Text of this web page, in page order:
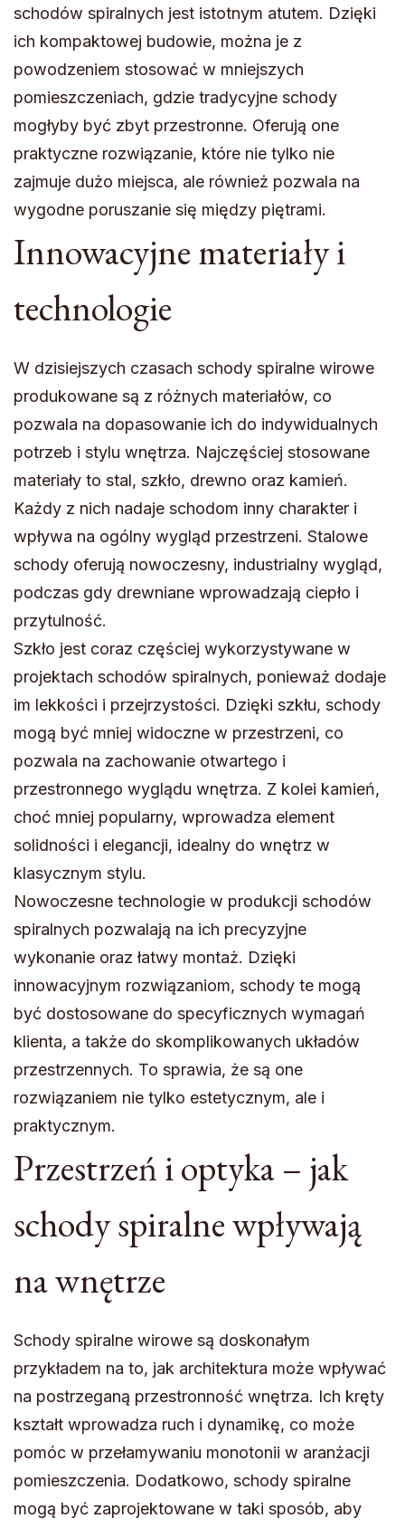
schodów spiralnych jest istotnym atutem. Dzięki
ich kompaktowej budowie, można je z
powodzeniem stosować w mniejszych
pomieszczeniach, gdzie tradycyjne schody
mogłyby być zbyt przestronne. Oferują one
praktyczne rozwiązanie, które nie tylko nie
zajmuje dużo miejsca, ale również pozwala na
wygodne poruszanie się między piętrami.
Innowacyjne materiały i
technologie
W dzisiejszych czasach schody spiralne wirowe
produkowane są z różnych materiałów, co
pozwala na dopasowanie ich do indywidualnych
potrzeb i stylu wnętrza. Najczęściej stosowane
materiały to stal, szkło, drewno oraz kamień.
Każdy z nich nadaje schodom inny charakter i
wpływa na ogólny wygląd przestrzeni. Stalowe
schody oferują nowoczesny, industrialny wygląd,
podczas gdy drewniane wprowadzają ciepło i
przytulność.
Szkło jest coraz częściej wykorzystywane w
projektach schodów spiralnych, ponieważ dodaje
im lekkości i przejrzystości. Dzięki szkłu, schody
mogą być mniej widoczne w przestrzeni, co
pozwala na zachowanie otwartego i
przestronnego wyglądu wnętrza. Z kolei kamień,
choć mniej popularny, wprowadza element
solidności i elegancji, idealny do wnętrz w
klasycznym stylu.
Nowoczesne technologie w produkcji schodów
spiralnych pozwalają na ich precyzyjne
wykonanie oraz łatwy montaż. Dzięki
innowacyjnym rozwiązaniom, schody te mogą
być dostosowane do specyficznych wymagań
klienta, a także do skomplikowanych układów
przestrzennych. To sprawia, że są one
rozwiązaniem nie tylko estetycznym, ale i
praktycznym.
Przestrzeń i optyka – jak
schody spiralne wpływają
na wnętrze
Schody spiralne wirowe są doskonałym
przykładem na to, jak architektura może wpływać
na postrzeganą przestronność wnętrza. Ich kręty
kształt wprowadza ruch i dynamikę, co może
pomóc w przełamywaniu monotonii w aranżacji
pomieszczenia. Dodatkowo, schody spiralne
mogą być zaprojektowane w taki sposób, aby